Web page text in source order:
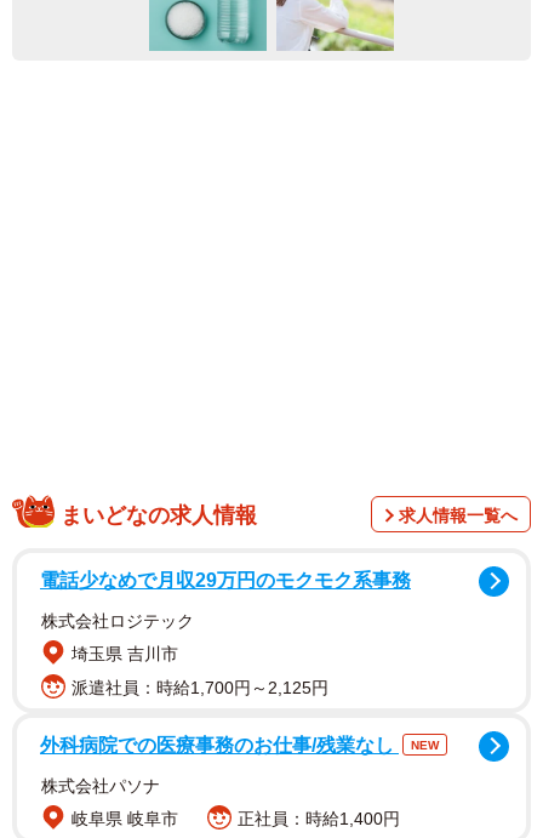
まいどなの求人情報 求人情報一覧へ
電話少なめで月収29万円のモクモク系事務
株式会社ロジテック
埼玉県 吉川市
派遣社員：時給1,700円～2,125円
外科病院での医療事務のお仕事/残業なし NEW
株式会社パソナ
岐阜県 岐阜市
正社員：時給1,400円